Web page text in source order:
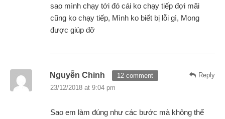
sao mình chạy tới đó cái ko chạy tiếp đợi mãi
cũng ko chạy tiếp, Mình ko biết bị lỗi gì, Mong
được giúp đỡ
Reply
Nguyễn Chinh
12 comment
23/12/2018 at 9:04 pm
Sao em làm đúng như các bước mà không thể